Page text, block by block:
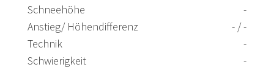
Schneehöhe
-
Anstieg/ Höhendifferenz
- / -
Technik
-
Schwierigkeit
-